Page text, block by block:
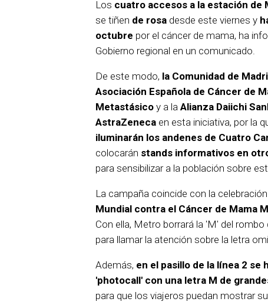
Los cuatro accesos a la estación de
se tiñen de rosa desde este viernes y
octubre por el cáncer de mama, ha
Gobierno regional en un comunicado.
De este modo, la Comunidad de
Asociación Española de Cáncer de
Metastásico y a la Alianza Daiichi
AstraZeneca en esta iniciativa, por la
iluminarán los andenes de Cuatro
colocarán stands informativos en
para sensibilizar a la población sobre
La campaña coincide con la
Mundial contra el Cáncer de Mama
Con ella, Metro borrará la 'M' del
para llamar la atención sobre la letra
Además, en el pasillo de la línea 2 se
'photocall' con una letra M de
para que los viajeros puedan mostrar